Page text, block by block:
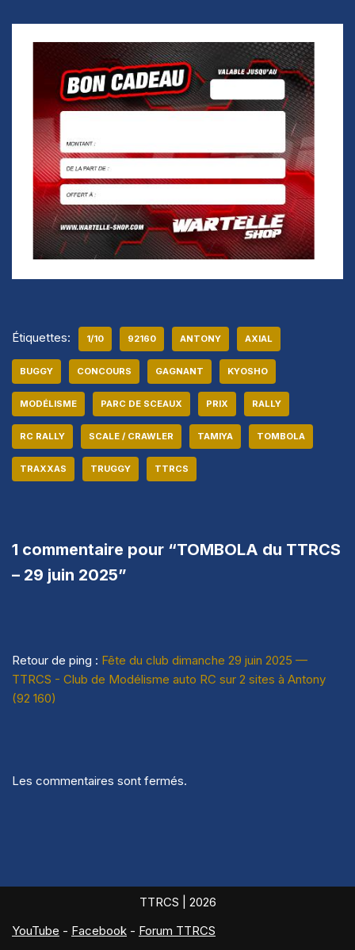
Étiquettes: 1/10 92160 ANTONY AXIAL
BUGGY CONCOURS GAGNANT KYOSHO
MODÉLISME PARC DE SCEAUX PRIX RALLY
RC RALLY SCALE / CRAWLER TAMIYA TOMBOLA
TRAXXAS TRUGGY TTRCS
1 commentaire pour “TOMBOLA du TTRCS
– 29 juin 2025”
Retour de ping : Fête du club dimanche 29 juin 2025 —
TTRCS - Club de Modélisme auto RC sur 2 sites à Antony
(92 160)
Les commentaires sont fermés.
TTRCS | 2026
YouTube - Facebook - Forum TTRCS